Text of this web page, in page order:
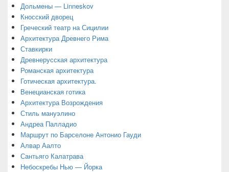
Дольмены — Linneskov
Кносский дворец
Греческий театр на Сицилии
Архитектура Древнего Рима
Ставкирки
Древнерусская архитектура
Романская архитектура
Готическая архитектура.
Венецианская готика
Архитектура Возрождения
Стиль мануэлино
Андреа Палладио
Маршрут по Барселоне Антонио Гауди
Алвар Аалто
Сантьяго Калатрава
Небоскребы Нью — Йорка